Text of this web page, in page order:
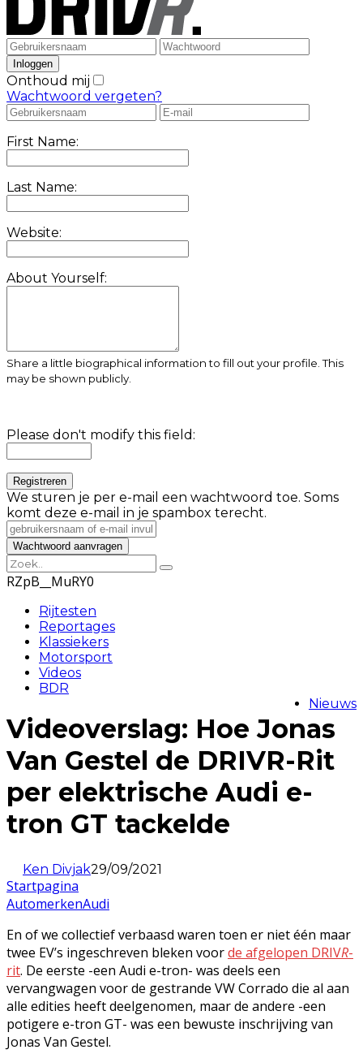
Onthoud mij
Wachtwoord vergeten?
First Name:
Last Name:
Website:
About Yourself:
Share a little biographical information to fill out your profile. This
may be shown publicly.
Please don't modify this field:
We sturen je per e-mail een wachtwoord toe. Soms
komt deze e-mail in je spambox terecht.
RZpB__MuRY0
Rijtesten
Reportages
Klassiekers
Motorsport
Videos
BDR
Nieuws
Videoverslag: Hoe Jonas
Van Gestel de DRIVR-Rit
per elektrische Audi e-
tron GT tackelde
Ken Divjak29/09/2021
Startpagina
AutomerkenAudi
En of we collectief verbaasd waren toen er niet één maar
twee EV’s ingeschreven bleken voorde afgelopen DRIVR-
rit. De eerste -een Audi e-tron- was deels een
vervangwagen voor de gestrande VW Corrado die al aan
alle edities heeft deelgenomen, maar de andere -een
potigere e-tron GT- was een bewuste inschrijving van
Jonas Van Gestel.